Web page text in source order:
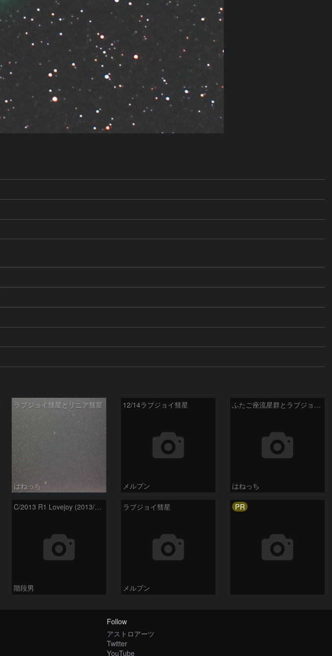
ラブジョイ彗星とリニア彗星
はねっち
12/14ラブジョイ彗星
メルプン
ふたご座流星群とラブジョイ彗星とM13
はねっち
C/2013 R1 Lovejoy (2013/12/07)
階段男
ラブジョイ彗星
メルプン
PR
Follow
アストロアーツ
Twitter
YouTube